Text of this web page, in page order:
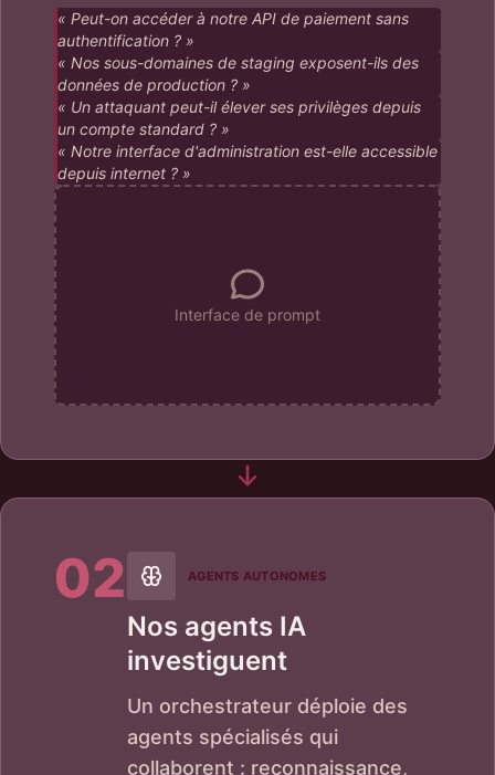
« Peut-on accéder à notre API de paiement sans
authentification ? »
« Nos sous-domaines de staging exposent-ils des
données de production ? »
« Un attaquant peut-il élever ses privilèges depuis
un compte standard ? »
« Notre interface d'administration est-elle accessible
depuis internet ? »
Interface de prompt
02 AGENTS AUTONOMES
Nos agents IA
investiguent
Un orchestrateur déploie des
agents spécialisés qui
collaborent : reconnaissance,